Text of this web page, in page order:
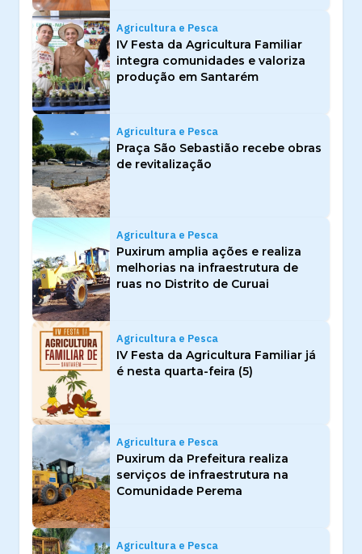
Agricultura e Pesca
IV Festa da Agricultura Familiar
integra comunidades e valoriza
produção em Santarém
Agricultura e Pesca
Praça São Sebastião recebe obras
de revitalização
Agricultura e Pesca
Puxirum amplia ações e realiza
melhorias na infraestrutura de
ruas no Distrito de Curuai
Agricultura e Pesca
IV Festa da Agricultura Familiar já
é nesta quarta-feira (5)
Agricultura e Pesca
Puxirum da Prefeitura realiza
serviços de infraestrutura na
Comunidade Perema
Agricultura e Pesca